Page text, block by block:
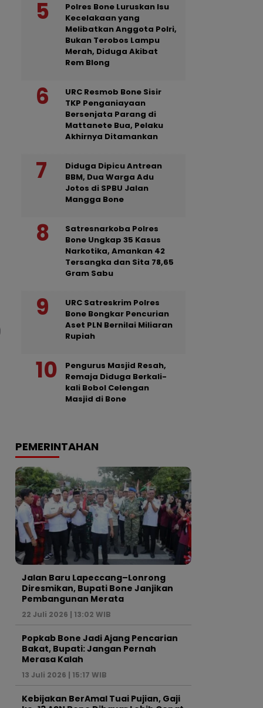
Polres Bone Luruskan Isu
Kecelakaan yang
Melibatkan Anggota Polri,
Bukan Terobos Lampu
Merah, Diduga Akibat
Rem Blong
URC Resmob Bone Sisir
TKP Penganiayaan
Bersenjata Parang di
Mattanete Bua, Pelaku
Akhirnya Ditamankan
Diduga Dipicu Antrean
BBM, Dua Warga Adu
Jotos di SPBU Jalan
Mangga Bone
Satresnarkoba Polres
Bone Ungkap 35 Kasus
Narkotika, Amankan 42
Tersangka dan Sita 78,65
Gram Sabu
URC Satreskrim Polres
Bone Bongkar Pencurian
Aset PLN Bernilai Miliaran
Rupiah
Pengurus Masjid Resah,
Remaja Diduga Berkali-
kali Bobol Celengan
Masjid di Bone
PEMERINTAHAN
Jalan Baru Lapeccang–Lonrong
Diresmikan, Bupati Bone Janjikan
Pembangunan Merata
22 Juli 2026 | 13:02 WIB
Popkab Bone Jadi Ajang Pencarian
Bakat, Bupati: Jangan Pernah
Merasa Kalah
13 Juli 2026 | 15:17 WIB
Kebijakan BerAmal Tuai Pujian, Gaji